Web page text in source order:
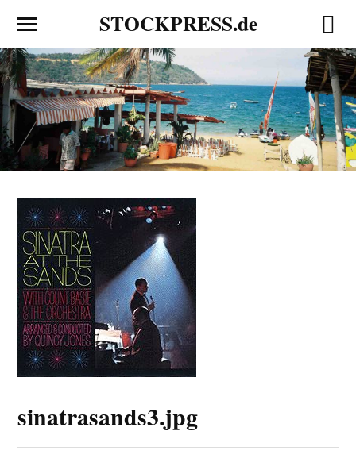
STOCKPRESS.de
sinatrasands3.jpg